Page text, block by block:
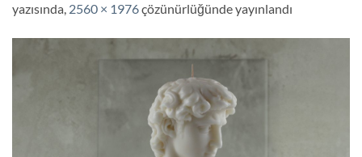
yazısında, 2560 × 1976çözünürlüğünde yayınlandı